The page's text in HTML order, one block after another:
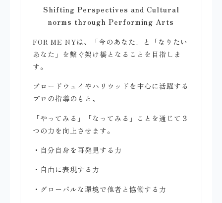
Shifting Perspectives and Cultural
norms through Performing Arts
FOR ME NYは、「今のあなた」と「なりたい
あなた」を繋ぐ架け橋となることを目指しま
す。
ブロードウェイやハリウッドを中心に活躍する
プロの指導のもと、
「やってみる」「なってみる」ことを通じて３
つの力を向上させます。
・自分自身を再発見する力
・自由に表現する力
・グローバルな環境で他者と協働する力